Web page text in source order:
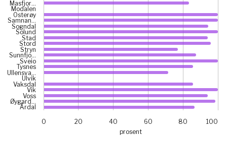
prosent
Masfjor…
Osterøy
Sogndal
Stad
Stryn
Sveio
Ullensva…
Vaksdal
Voss
Årdal
Modalen
Samnan…
Solund
Stord
Sunnfjo…
Tysnes
Ulvik
Vik
Øygard…
0 20 40 60 80 100